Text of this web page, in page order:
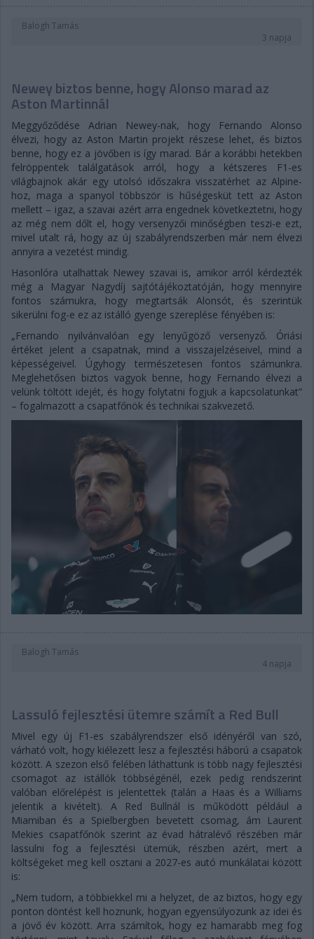
Balogh Tamás
3 napja
Newey biztos benne, hogy Alonso marad az
Aston Martinnál
Meggyőződése Adrian Newey-nak, hogy Fernando Alonso
élvezi, hogy az Aston Martin projekt részese lehet, és biztos
benne, hogy ez a jövőben is így marad. Bár a korábbi hetekben
felröppentek találgatások arról, hogy a kétszeres F1-es
világbajnok akár egy utolsó időszakra visszatérhet az Alpine-
hoz, maga a spanyol többször is hűségesküt tett az Aston
mellett – igaz, a szavai azért arra engednek következtetni, hogy
az még nem dőlt el, hogy versenyzői minőségben teszi-e ezt,
mivel utalt rá, hogy az új szabályrendszerben már nem élvezi
annyira a vezetést mindig.
Hasonlóra utalhattak Newey szavai is, amikor arról kérdezték
még a Magyar Nagydíj sajtótájékoztatóján, hogy mennyire
fontos számukra, hogy megtartsák Alonsót, és szerintük
sikerülni fog-e ez az istálló gyenge szereplése fényében is:
„Fernando nyilvánvalóan egy lenyűgöző versenyző. Óriási
értéket jelent a csapatnak, mind a visszajelzéseivel, mind a
képességeivel. Úgyhogy természetesen fontos számunkra.
Meglehetősen biztos vagyok benne, hogy Fernando élvezi a
velünk töltött idejét, és hogy folytatni fogjuk a kapcsolatunkat”
– fogalmazott a csapatfőnök és technikai szakvezető.
Balogh Tamás
4 napja
Lassuló fejlesztési ütemre számít a Red Bull
Mivel egy új F1-es szabályrendszer első idényéről van szó,
várható volt, hogy kiélezett lesz a fejlesztési háború a csapatok
között. A szezon első felében láthattunk is több nagy fejlesztési
csomagot az istállók többségénél, ezek pedig rendszerint
valóban előrelépést is jelentettek (talán a Haas és a Williams
jelentik a kivételt). A Red Bullnál is működött például a
Miamiban és a Spielbergben bevetett csomag, ám Laurent
Mekies csapatfőnök szerint az évad hátralévő részében már
lassulni fog a fejlesztési ütemük, részben azért, mert a
költségeket meg kell osztani a 2027-es autó munkálatai között
is:
„Nem tudom, a többiekkel mi a helyzet, de az biztos, hogy egy
ponton döntést kell hoznunk, hogyan egyensúlyozunk az idei és
a jövő év között. Arra számítok, hogy ez hamarabb meg fog